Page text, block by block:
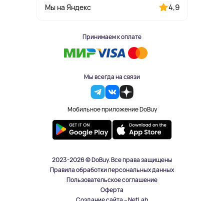
Мы на Яндекс 4,9
Принимаем к оплате
Мы всегда на связи
Мобильное приложение DoBuy
2023-2026 © DoBuy. Все права защищены
Правила обработки персональных данных
Пользовательское соглашение
Оферта